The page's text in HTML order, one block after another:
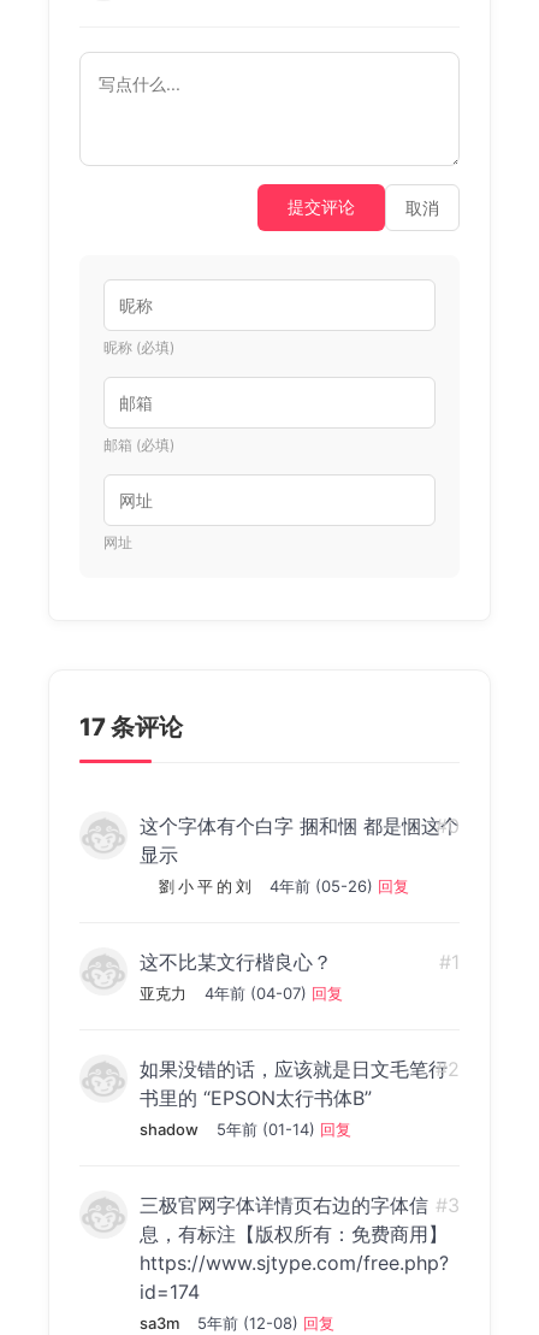
提交评论 取消
昵称 (必填)
邮箱 (必填)
网址
17 条评论
这个字体有个白字 捆和悃 都是悃这个
显示
劉 小 平 的 刘 4年前 (05-26) 回复
#0
这不比某文行楷良心？
亚克力 4年前 (04-07) 回复
#1
如果没错的话，应该就是日文毛笔行
书里的 “EPSON太行书体B”
shadow 5年前 (01-14) 回复
#2
三极官网字体详情页右边的字体信
息，有标注【版权所有：免费商用】
https://www.sjtype.com/free.php?
id=174
sa3m 5年前 (12-08) 回复
#3